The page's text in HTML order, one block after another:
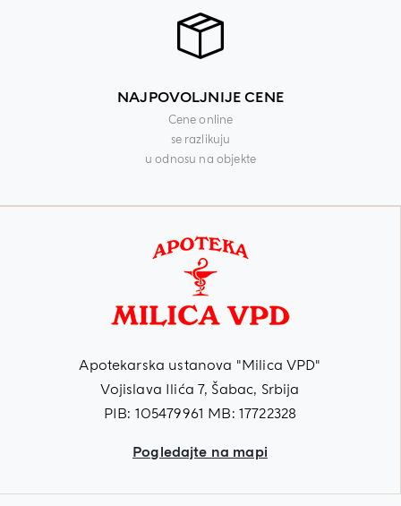
NAJPOVOLJNIJE CENE
Cene online
se razlikuju
u odnosu na objekte
Apotekarska ustanova "Milica VPD"
Vojislava Ilića 7, Šabac, Srbija
PIB: 105479961 MB: 17722328
Pogledajte na mapi